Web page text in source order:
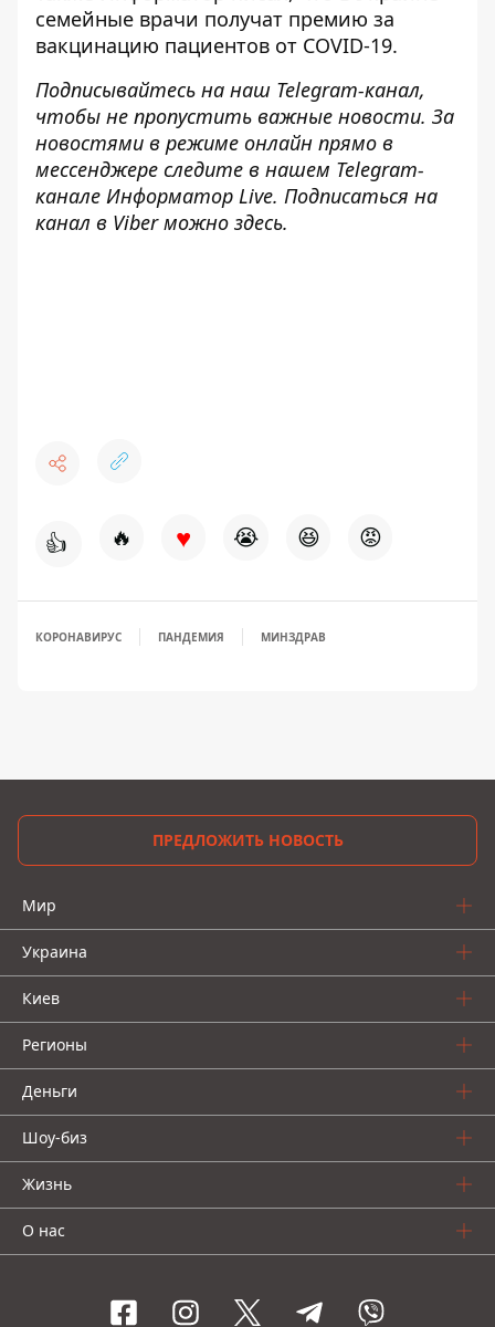
семейные врачи получат премию за
вакцинацию пациентов от COVID-19.
Подписывайтесь на наш Telegram-канал,
чтобы не пропустить важные новости. За
новостями в режиме онлайн прямо в
мессенджере следите в нашем Telegram-
канале Информатор Live. Подписаться на
канал в Viber можно здесь.
👍 🔥 ♥ 😭 😆 😡
КОРОНАВИРУС ПАНДЕМИЯ МИНЗДРАВ
ПРЕДЛОЖИТЬ НОВОСТЬ
Мир
Украина
Киев
Регионы
Деньги
Шоу-биз
Жизнь
О нас